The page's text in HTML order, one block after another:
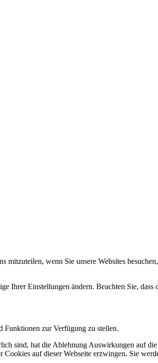
wenn Sie unsere Websites
Ihrer Einstellungen ändern. Beachten Sie,
Funktionen zur Verfügung zu stellen.
sind, hat die Ablehnung Auswirkungen auf
auf dieser Webseite erzwingen. Sie